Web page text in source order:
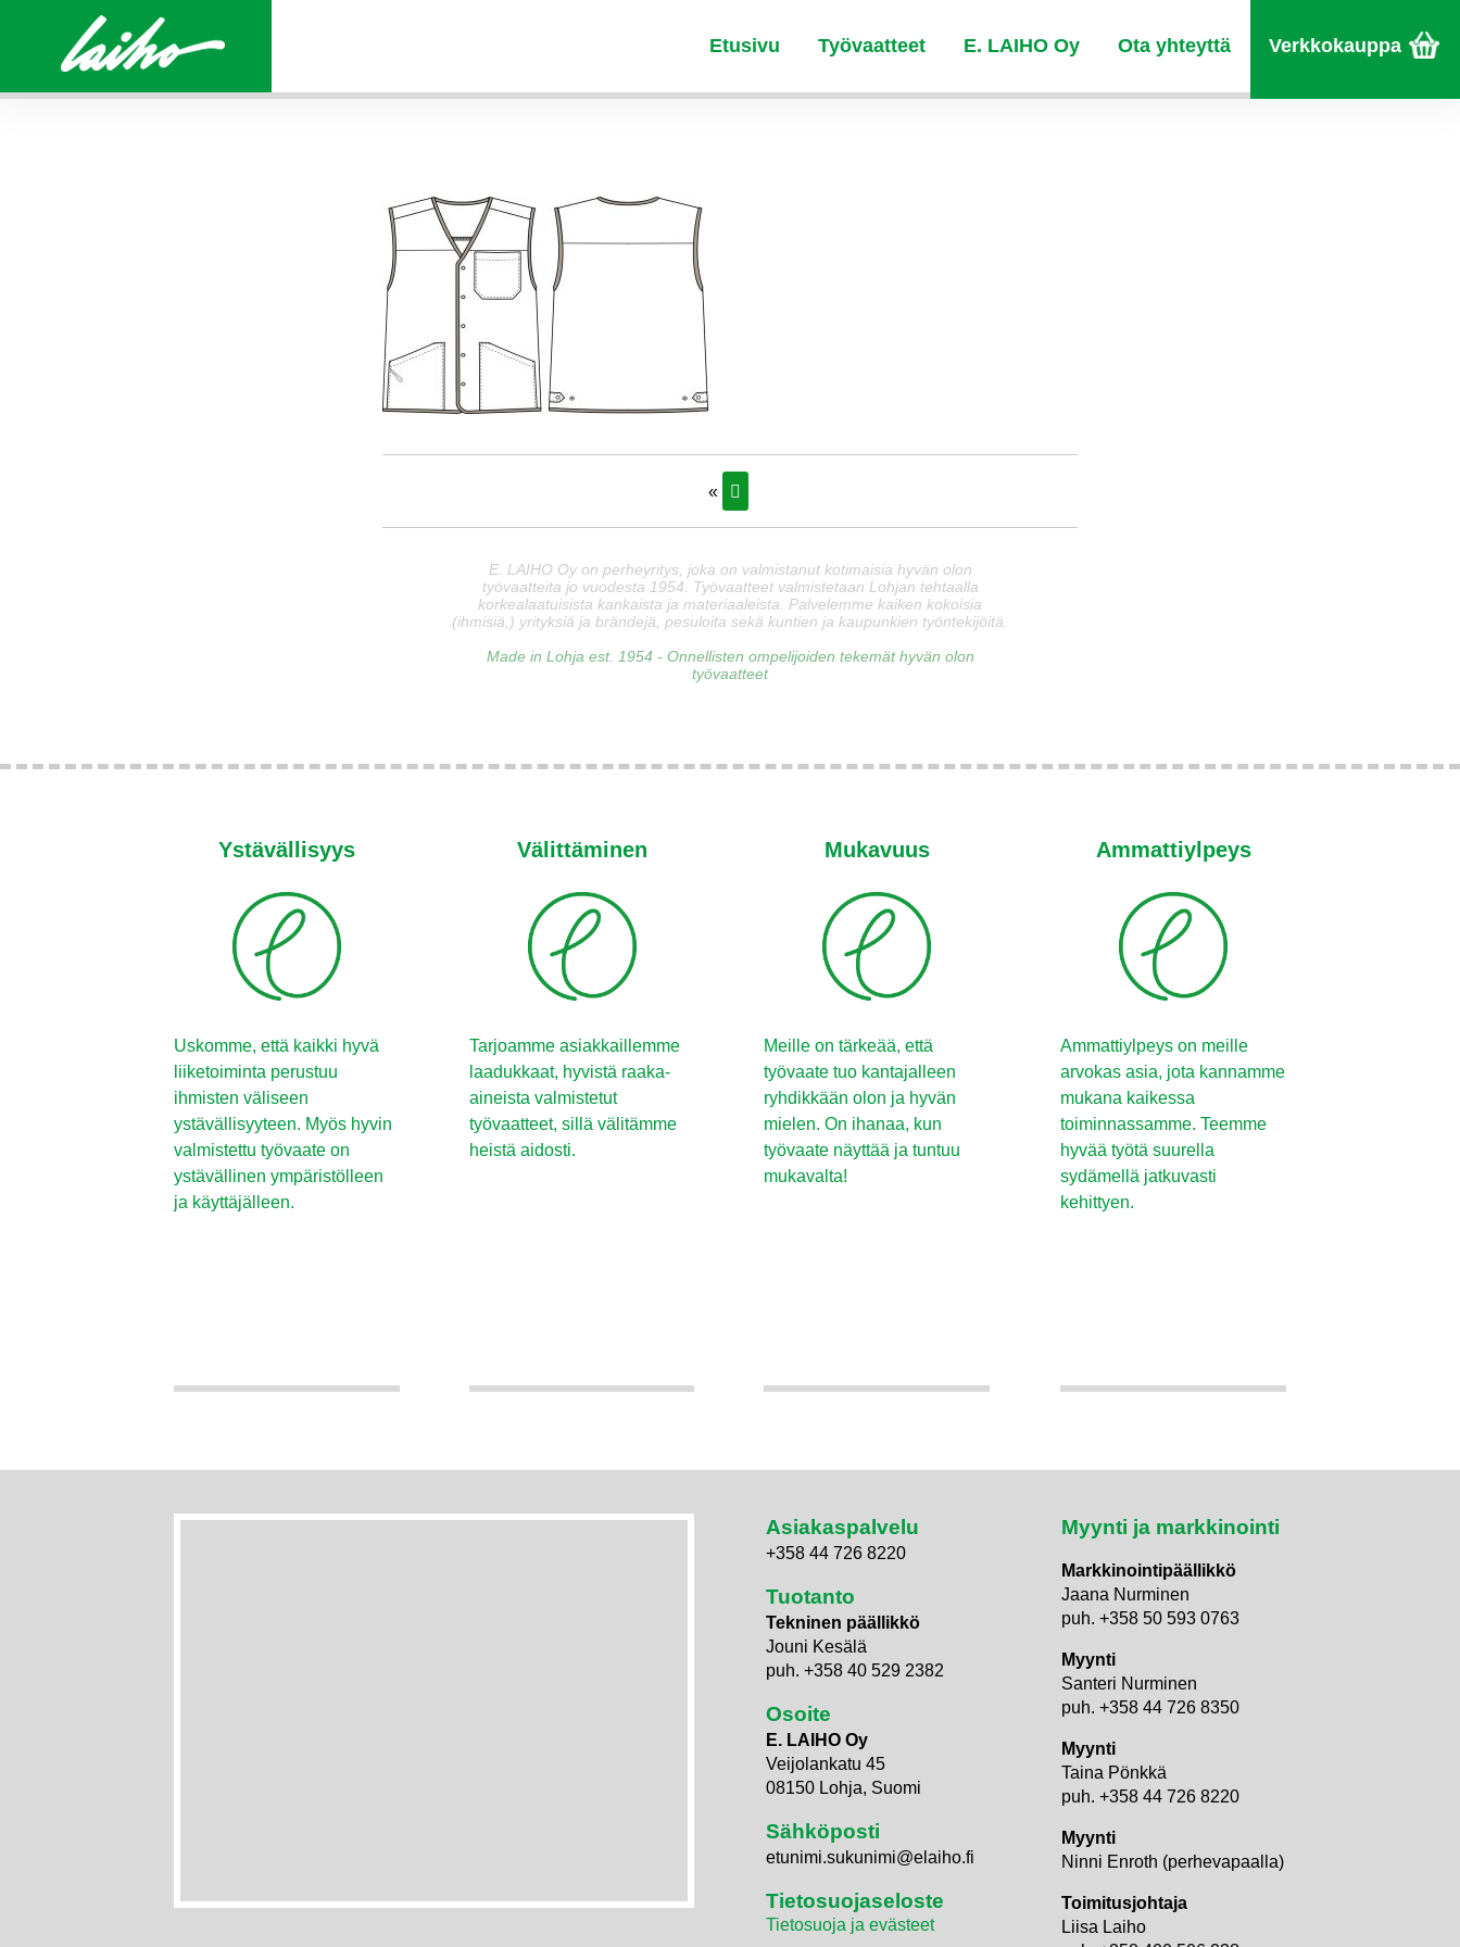
Etusivu Työvaatteet E. LAIHO Oy Ota yhteyttä Verkkokauppa
«
E. LAIHO Oy on perheyritys, joka on valmistanut kotimaisia hyvän olon
työvaatteita jo vuodesta 1954. Työvaatteet valmistetaan Lohjan tehtaalla
korkealaatuisista kankaista ja materiaaleista. Palvelemme kaiken kokoisia
(ihmisiä,) yrityksiä ja brändejä, pesuloita sekä kuntien ja kaupunkien työntekijöitä.
Made in Lohja est. 1954 - Onnellisten ompelijoiden tekemät hyvän olon
työvaatteet
Ystävällisyys
Uskomme, että kaikki hyvä
liiketoiminta perustuu
ihmisten väliseen
ystävällisyyteen. Myös hyvin
valmistettu työvaate on
ystävällinen ympäristölleen
ja käyttäjälleen.
Välittäminen
Tarjoamme asiakkaillemme
laadukkaat, hyvistä raaka-
aineista valmistetut
työvaatteet, sillä välitämme
heistä aidosti.
Mukavuus
Meille on tärkeää, että
työvaate tuo kantajalleen
ryhdikkään olon ja hyvän
mielen. On ihanaa, kun
työvaate näyttää ja tuntuu
mukavalta!
Ammattiylpeys
Ammattiylpeys on meille
arvokas asia, jota kannamme
mukana kaikessa
toiminnassamme. Teemme
hyvää työtä suurella
sydämellä jatkuvasti
kehittyen.
Asiakaspalvelu
+358 44 726 8220
Tuotanto
Tekninen päällikkö
Jouni Kesälä
puh. +358 40 529 2382
Osoite
E. LAIHO Oy
Veijolankatu 45
08150 Lohja, Suomi
Sähköposti
etunimi.sukunimi@elaiho.fi
Tietosuojaseloste
Tietosuoja ja evästeet
Myynti ja markkinointi
Markkinointipäällikkö
Jaana Nurminen
puh. +358 50 593 0763
Myynti
Santeri Nurminen
puh. +358 44 726 8350
Myynti
Taina Pönkkä
puh. +358 44 726 8220
Myynti
Ninni Enroth (perhevapaalla)
Toimitusjohtaja
Liisa Laiho